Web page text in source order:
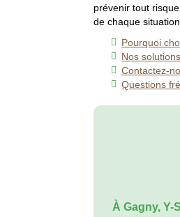
prévenir tout
de chaque
Pourquoi
Nos
Contactez-
Questions
À Gagny,